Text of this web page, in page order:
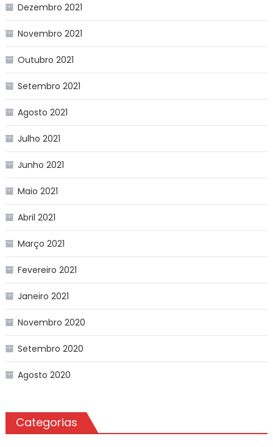
Dezembro 2021
Novembro 2021
Outubro 2021
Setembro 2021
Agosto 2021
Julho 2021
Junho 2021
Maio 2021
Abril 2021
Março 2021
Fevereiro 2021
Janeiro 2021
Novembro 2020
Setembro 2020
Agosto 2020
Categorias